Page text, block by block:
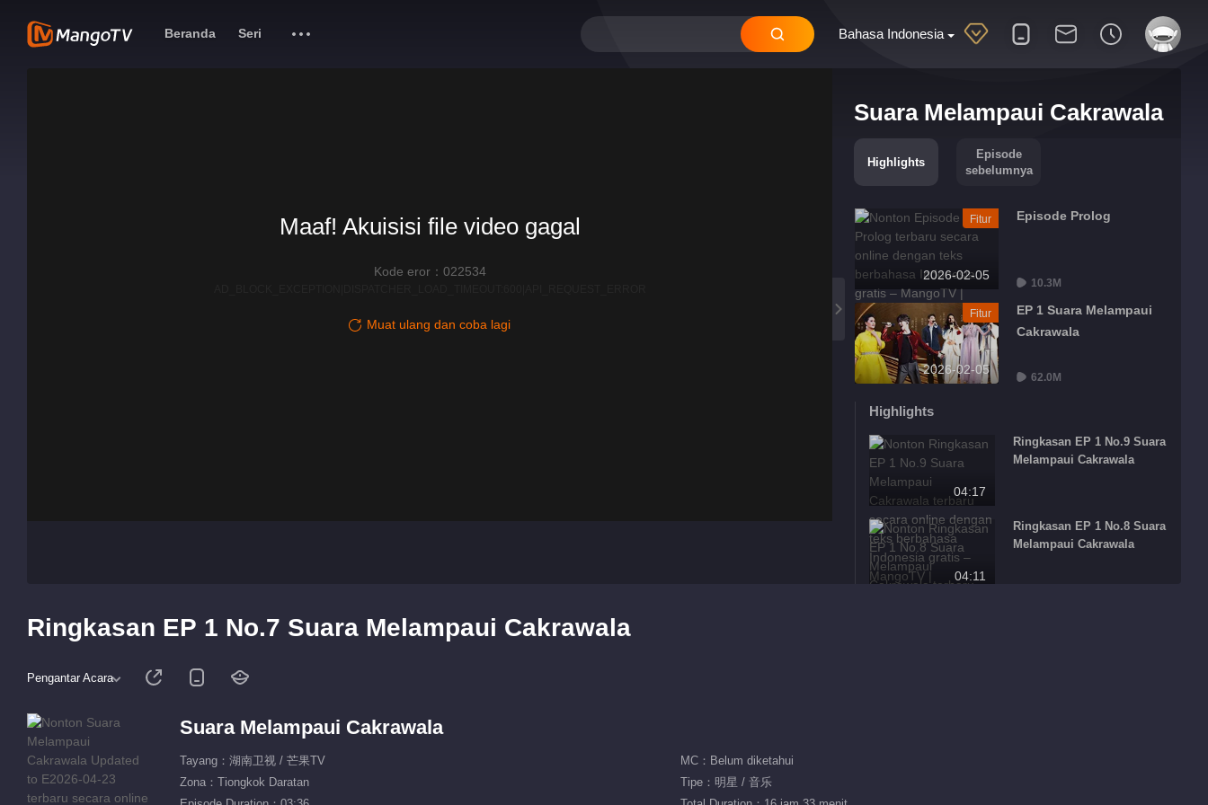
Bahasa Indonesia
Beranda Seri
Suara Melampaui Cakrawala
Highlights
Episode
sebelumnya
2026-02-05
Fitur Episode Prolog
10.3M
2026-02-05
Fitur
EP 1 Suara Melampaui
Cakrawala
62.0M
Highlights
04:17
Ringkasan EP 1 No.9 Suara
Melampaui Cakrawala
04:11
Ringkasan EP 1 No.8 Suara
Melampaui Cakrawala
Maaf! Akuisisi file video gagal
Kode eror：022534
Muat ulang dan coba lagi
Ringkasan EP 1 No.7 Suara Melampaui Cakrawala
Pengantar Acara
Suara Melampaui Cakrawala
Tayang：湖南卫视 / 芒果TV
MC：Belum diketahui
Zona：Tiongkok Daratan
Tipe：明星 / 音乐